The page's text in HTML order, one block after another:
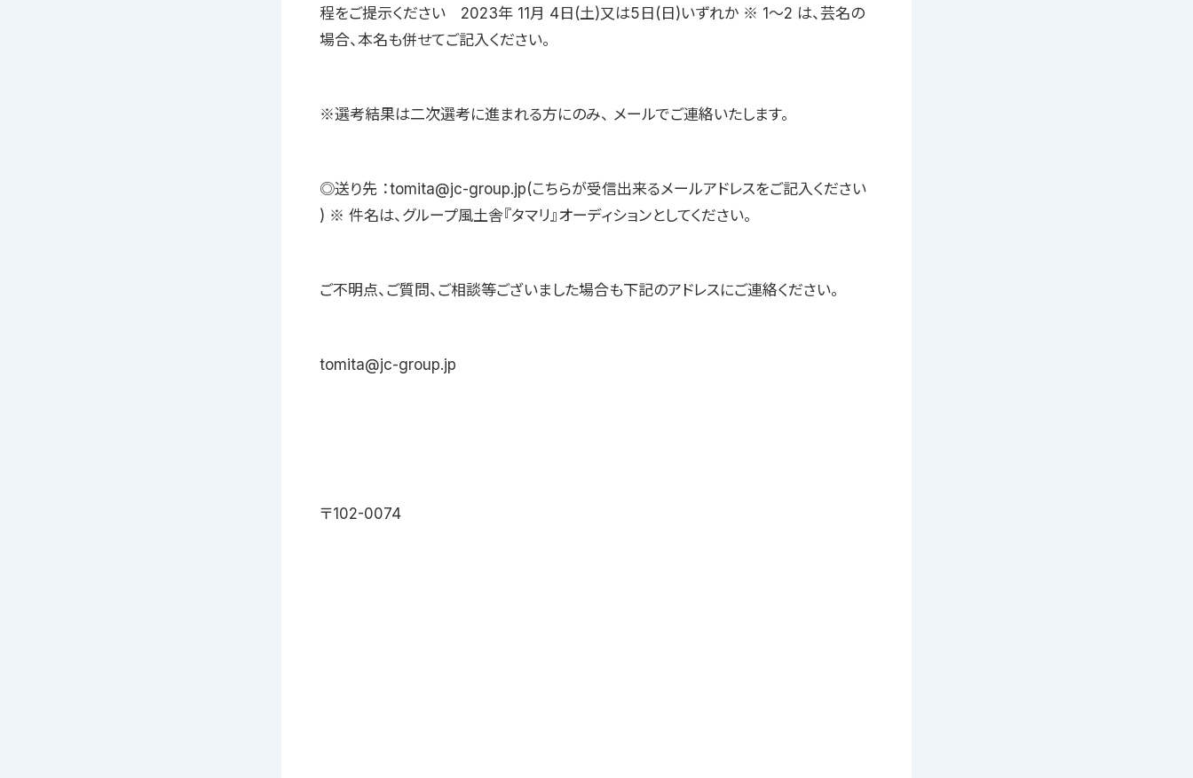
程をご提示ください 2023年 11月 4日(土)又は5日(日)いずれか ※ 1〜2 は、芸名の
場合、本名も併せてご記入ください。
※選考結果は二次選考に進まれる方にのみ、 メールでご連絡いたします。
◎送り先 ：tomita@jc-group.jp(こちらが受信出来るメールアドレスをご記入ください
) ※ 件名は、グループ風土舎『タマリ』オーディションとしてください。
ご不明点、ご質問、ご相談等ございました場合も下記のアドレスにご連絡ください。
tomita@jc-group.jp
〒102-0074